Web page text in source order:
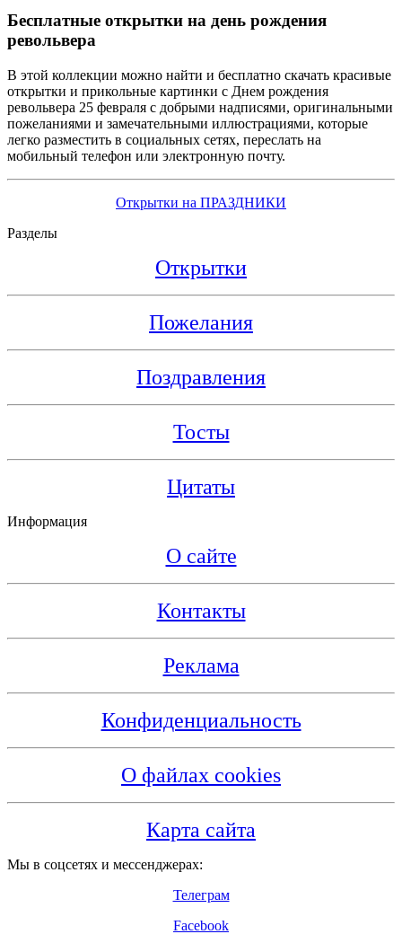
Бесплатные открытки на день рождения
револьвера
В этой коллекции можно найти и бесплатно скачать красивые
открытки и прикольные картинки с Днем рождения
револьвера 25 февраля с добрыми надписями, оригинальными
пожеланиями и замечательными иллюстрациями, которые
легко разместить в социальных сетях, переслать на
мобильный телефон или электронную почту.
Открытки на ПРАЗДНИКИ
Разделы
Открытки
Пожелания
Поздравления
Тосты
Цитаты
Информация
О сайте
Контакты
Реклама
Конфиденциальность
О файлах cookies
Карта сайта
Мы в соцсетях и мессенджерах:
Телеграм
Facebook